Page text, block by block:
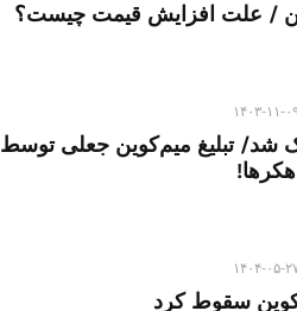
/ علت افزایش قیمت چیست؟
۱۱-۰۹
شد/ تبلیغ میم‌کوین جعلی توسط
هکرها!
۰۵-۲۷
سقوط کرد